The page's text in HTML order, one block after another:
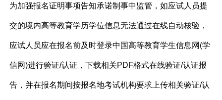
为加强报名证明事项告知承诺制事中监管，如应试人员提
交的境内高等教育学历学位信息无法通过在线自动核验，
应试人员应在报名前及时登录中国高等教育学生信息网(学
信网)进行验证/认证，下载相关PDF格式在线验证/认证报
告，并在报名期间按报名地考试机构要求上传相关验证/认